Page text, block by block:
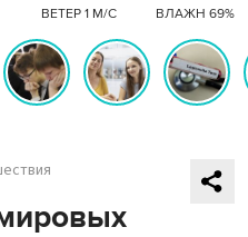
ВЕТЕР 1 М/С ВЛАЖН 69%